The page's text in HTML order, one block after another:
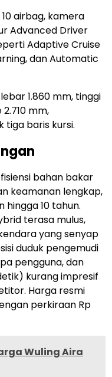
airbag, kamera
Advanced Driver
Adaptive Cruise
dan Automatic
1.860 mm, tinggi
mm,
tiga baris kursi.
bahan bakar
keamanan lengkap,
10 tahun.
terasa mulus,
yang senyap
duduk pengemudi
pengguna, dan
kurang impresif
Harga resmi
perkiraan Rp
Wuling Aira